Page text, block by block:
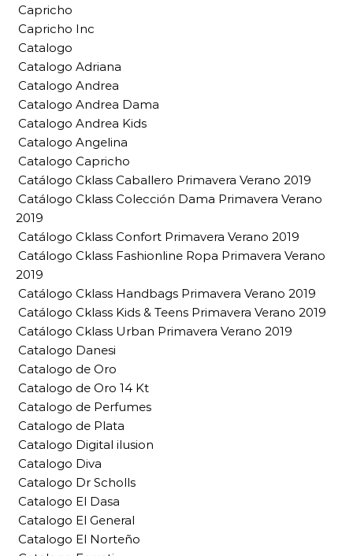
Capricho
Capricho Inc
Catalogo
Catalogo Adriana
Catalogo Andrea
Catalogo Andrea Dama
Catalogo Andrea Kids
Catalogo Angelina
Catalogo Capricho
Catálogo Cklass Caballero Primavera Verano 2019
Catálogo Cklass Colección Dama Primavera Verano
2019
Catálogo Cklass Confort Primavera Verano 2019
Catálogo Cklass Fashionline Ropa Primavera Verano
2019
Catálogo Cklass Handbags Primavera Verano 2019
Catálogo Cklass Kids & Teens Primavera Verano 2019
Catálogo Cklass Urban Primavera Verano 2019
Catalogo Danesi
Catalogo de Oro
Catalogo de Oro 14 Kt
Catalogo de Perfumes
Catalogo de Plata
Catalogo Digital ilusion
Catalogo Diva
Catalogo Dr Scholls
Catalogo El Dasa
Catalogo El General
Catalogo El Norteño